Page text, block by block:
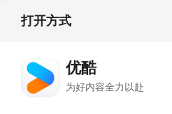
打开方式
优酷
为好内容全力以赴